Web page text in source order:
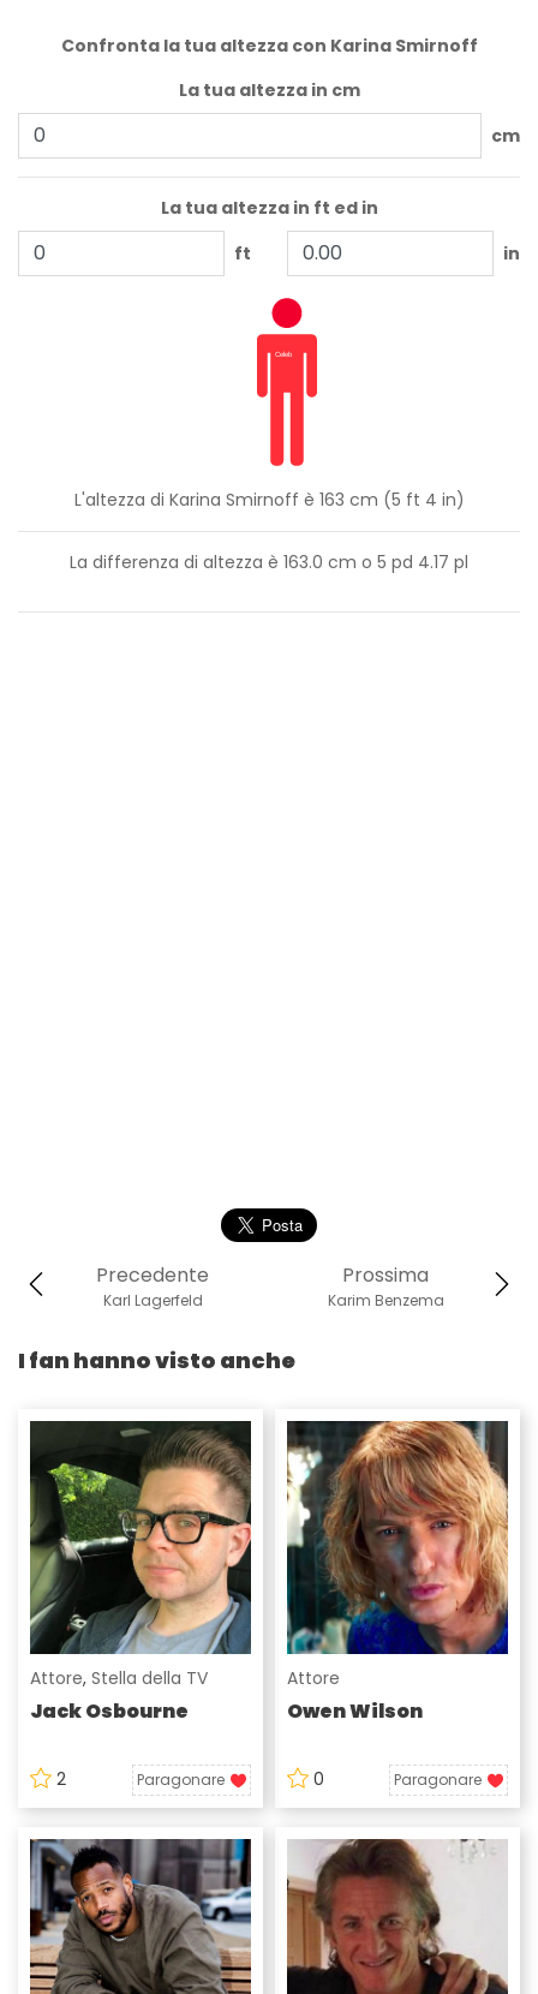
Confronta la tua altezza con Karina Smirnoff
La tua altezza in cm
cm
La tua altezza in ft ed in
ft
in
L'altezza di Karina Smirnoff è 163 cm (5 ft 4 in)
La differenza di altezza è 163.0 cm o 5 pd 4.17 pl
Prossima
Karim Benzema
Precedente
Karl Lagerfeld
I fan hanno visto anche
Attore, Stella della TV
Jack Osbourne
2 Paragonare
Attore
Owen Wilson
0 Paragonare